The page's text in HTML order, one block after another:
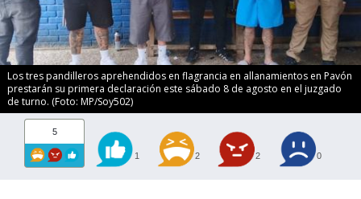
Los tres pandilleros aprehendidos en flagrancia en allanamientos en Pavón
prestarán su primera declaración este sábado 8 de agosto en el juzgado
de turno. (Foto: MP/Soy502)
5
1 2 2 0